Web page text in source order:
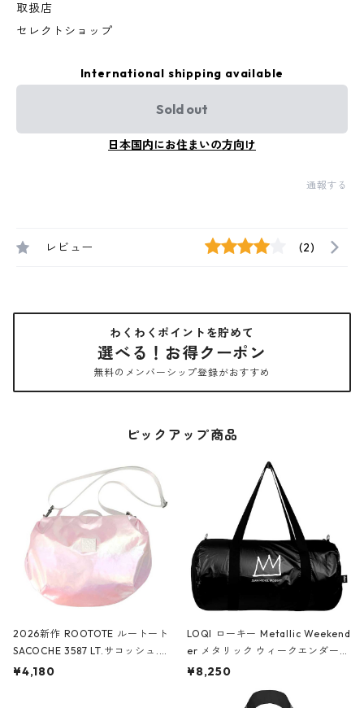
取扱店
セレクトショップ
International shipping available
Sold out
日本国内にお住まいの方向け
通報する
レビュー (2)
わくわくポイントを貯めて
選べる！お得クーポン
無料のメンバーシップ登録がおすすめ
ピックアップ商品
2026新作 ROOTOTE ルートート
SACOCHE 3587 LT.サコッシュ.ル
ミエ-B ショルダーバッグ グロスピ
¥4,180
LOQI ローキー Metallic Weekend
er メタリック ウィークエンダー
ボストンバッグ ショルダーバッグ
Black ジャン=ミッシェル・バスキ
¥8,250